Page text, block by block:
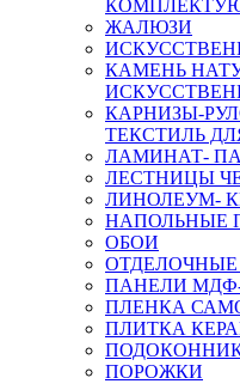
ЖАЛЮЗИ
КАМЕНЬ
КАРНИЗЫ-
ТЕКСТИЛЬ
ЛАМИНАТ-
ЛЕСТНИЦЫ
ЛИНОЛЕУМ-
НАПОЛЬНЫЕ
ОБОИ
ОТДЕЛОЧНЫЕ
ПАНЕЛИ
ПЛЕНКА
ПЛИТКА
ПОРОЖКИ